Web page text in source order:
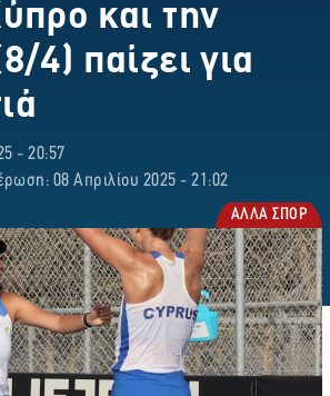
και την
4) παίζει για
- 20:57
08 Απριλίου 2025 - 21:02
ΑΛΛΑ ΣΠΟΡ